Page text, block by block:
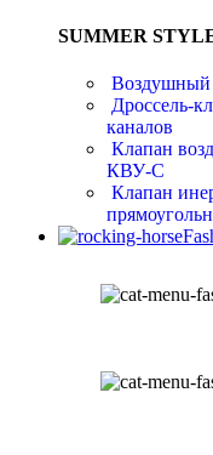
SUMMER
Воздушный
Дроссель-
каналов
Клапан
КВУ-С
Клапан